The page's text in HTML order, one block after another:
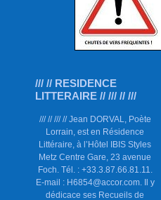
/// // RESIDENCE
LITTERAIRE // /// // ///
/// // /// // Jean DORVAL, Poète
Lorrain, est en Résidence
Littéraire, à l’Hôtel IBIS Styles
Metz Centre Gare, 23 avenue
Foch. Tél. : +33.3.87.66.81.11.
E-mail : H6854@accor.com. Il y
dédicace ses Recueils de